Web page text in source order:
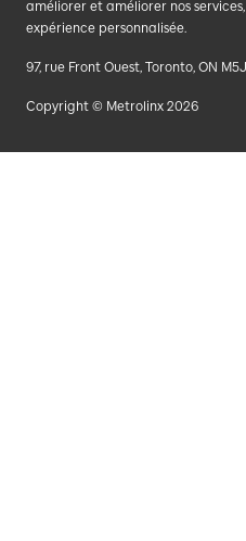
améliorer et améliorer nos
expérience personnalisée.
97, rue Front Ouest, Toronto, ON
Copyright © Metrolinx 2026